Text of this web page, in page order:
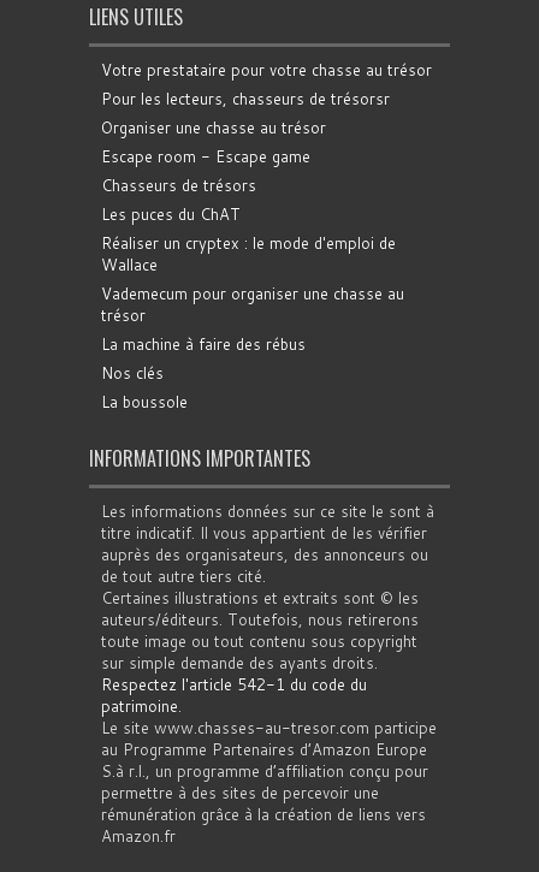
LIENS UTILES
Votre prestataire pour votre chasse au trésor
Pour les lecteurs, chasseurs de trésorsr
Organiser une chasse au trésor
Escape room - Escape game
Chasseurs de trésors
Les puces du ChAT
Réaliser un cryptex : le mode d'emploi de
Wallace
Vademecum pour organiser une chasse au
trésor
La machine à faire des rébus
Nos clés
La boussole
INFORMATIONS IMPORTANTES
Les informations données sur ce site le sont à
titre indicatif. Il vous appartient de les vérifier
auprès des organisateurs, des annonceurs ou
de tout autre tiers cité.
Certaines illustrations et extraits sont © les
auteurs/éditeurs. Toutefois, nous retirerons
toute image ou tout contenu sous copyright
sur simple demande des ayants droits.
Respectez l'article 542-1 du code du
patrimoine
Le site www.chasses-au-tresor.com participe
au Programme Partenaires d’Amazon Europe
S.à r.l., un programme d’affiliation conçu pour
permettre à des sites de percevoir une
rémunération grâce à la création de liens vers
Amazon.fr